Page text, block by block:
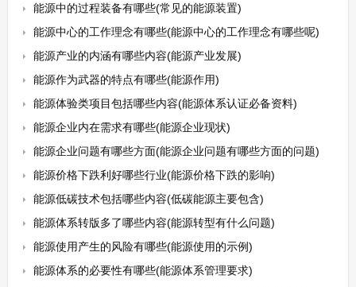
能源中的过程装备有哪些(常见的能源装置)
能源中心的工作理念有哪些(能源中心的工作理念有哪些呢)
能源产业的内涵有哪些内容(能源产业发展)
能源作为武器的特点有哪些(能源作用)
能源体验类项目包括哪些内容(能源体系认证必备资料)
能源企业内在需求有哪些(能源企业现状)
能源企业问题有哪些方面(能源企业问题有哪些方面的问题)
能源价格下跌利好哪些行业(能源价格下跌的影响)
能源低碳技术包括哪些内容(低碳能源主要包含)
能源体系转版多了哪些内容(能源转型有什么问题)
能源使用产生的风险有哪些(能源使用的示例)
能源体系的必要性有哪些(能源体系管理要求)